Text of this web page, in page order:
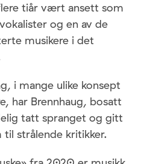
tiår vært ansett som
og en av de
musikere i det
i mange ulike konsept
har Brennhaug, bosatt
tatt spranget og gitt
strålende kritikker.